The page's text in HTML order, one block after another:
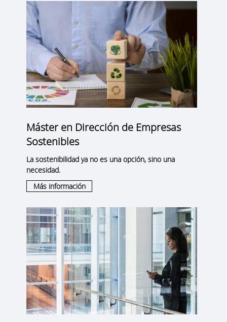
Máster en Dirección de Empresas
Sostenibles
La sostenibilidad ya no es una opción, sino una
necesidad.
Más información